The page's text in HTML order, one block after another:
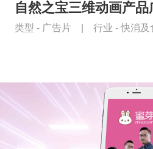
自然之宝三维动画产
类型 - 广告片 行业 -快消及